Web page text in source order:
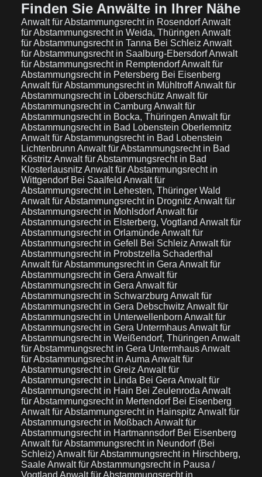
Finden Sie Anwälte in Ihrer Nähe
Anwalt für Abstammungsrecht in RosendorfAnwalt
für Abstammungsrecht in Weida, Thüringen Anwalt
für Abstammungsrecht in Tanna Bei Schleiz Anwalt
für Abstammungsrecht in Saalburg-EbersdorfAnwalt
für Abstammungsrecht in RemptendorfAnwalt für
Abstammungsrecht in Petersberg Bei Eisenberg
Anwalt für Abstammungsrecht in MühltroffAnwalt für
Abstammungsrecht in Löberschütz Anwalt für
Abstammungsrecht in Camburg Anwalt für
Abstammungsrecht in Bocka, Thüringen Anwalt für
Abstammungsrecht in Bad Lobenstein Oberlemnitz
Anwalt für Abstammungsrecht in Bad Lobenstein
Lichtenbrunn Anwalt für Abstammungsrecht in Bad
Köstritz Anwalt für Abstammungsrecht in Bad
Klosterlausnitz Anwalt für Abstammungsrecht in
Wittgendorf Bei Saalfeld Anwalt für
Abstammungsrecht in Lehesten, Thüringer Wald
Anwalt für Abstammungsrecht in Drognitz Anwalt für
Abstammungsrecht in MohlsdorfAnwalt für
Abstammungsrecht in Elsterberg, Vogtland Anwalt für
Abstammungsrecht in OrlamündeAnwalt für
Abstammungsrecht in Gefell Bei Schleiz Anwalt für
Abstammungsrecht in Probstzella Schaderthal
Anwalt für Abstammungsrecht in Gera Anwalt für
Abstammungsrecht in Gera Anwalt für
Abstammungsrecht in Gera Anwalt für
Abstammungsrecht in Schwarzburg Anwalt für
Abstammungsrecht in Gera Debschwitz Anwalt für
Abstammungsrecht in Unterwellenborn Anwalt für
Abstammungsrecht in Gera UntermhausAnwalt für
Abstammungsrecht in Weißendorf, Thüringen Anwalt
für Abstammungsrecht in Gera UntermhausAnwalt
für Abstammungsrecht in Auma Anwalt für
Abstammungsrecht in Greiz Anwalt für
Abstammungsrecht in Linda Bei Gera Anwalt für
Abstammungsrecht in Hain Bei Zeulenroda Anwalt
für Abstammungsrecht in Mertendorf Bei Eisenberg
Anwalt für Abstammungsrecht in Hainspitz Anwalt für
Abstammungsrecht in Moßbach Anwalt für
Abstammungsrecht in Hartmannsdorf Bei Eisenberg
Anwalt für Abstammungsrecht in Neundorf (Bei
Schleiz)Anwalt für Abstammungsrecht in Hirschberg,
SaaleAnwalt für Abstammungsrecht in Pausa /
Vogtland Anwalt für Abstammungsrecht in